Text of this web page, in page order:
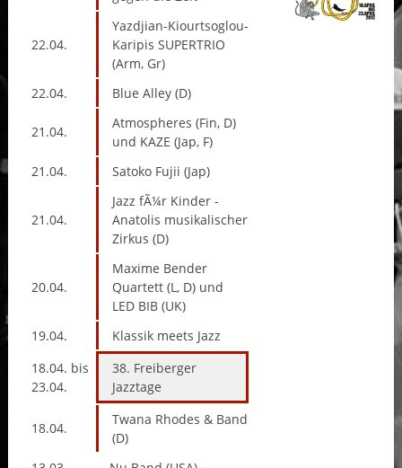
22.04.
Yazdjian-Kiourtsoglou-
Karipis SUPERTRIO
(Arm, Gr)
22.04.
Blue Alley (D)
21.04.
Atmospheres (Fin, D)
und KAZE (Jap, F)
21.04.
Satoko Fujii (Jap)
21.04.
Jazz fÃ¼r Kinder -
Anatolis musikalischer
Zirkus (D)
20.04.
Maxime Bender
Quartett (L, D) und
LED BIB (UK)
19.04.
Klassik meets Jazz
18.04. bis
23.04.
38. Freiberger
Jazztage
18.04.
Twana Rhodes & Band
(D)